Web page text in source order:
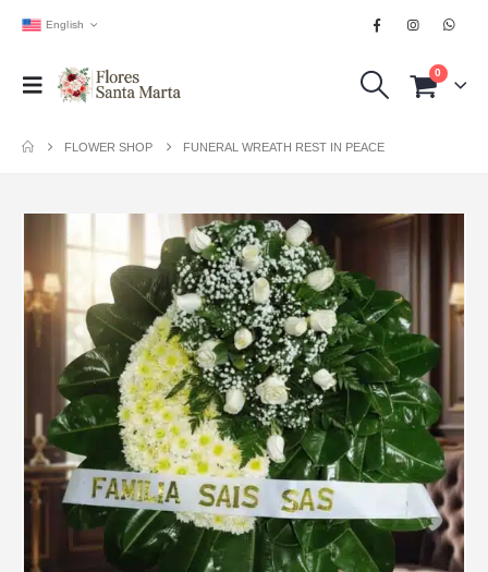
English
0
FLOWER SHOP FUNERAL WREATH REST IN PEACE